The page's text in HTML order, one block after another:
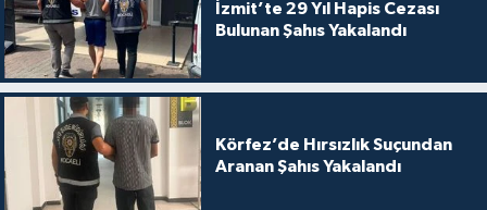
İzmit’te 29 Yıl Hapis Cezası
Bulunan Şahıs Yakalandı
Körfez’de Hırsızlık Suçundan
Aranan Şahıs Yakalandı